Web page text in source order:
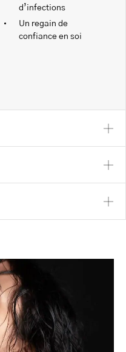
d’infections
Un regain de
confiance en soi